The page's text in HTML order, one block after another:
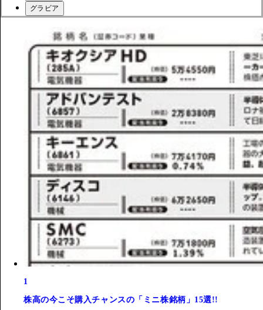
グラビア
1
株高の今こそ購入チャンスの「ミニ株銘柄」15選!!